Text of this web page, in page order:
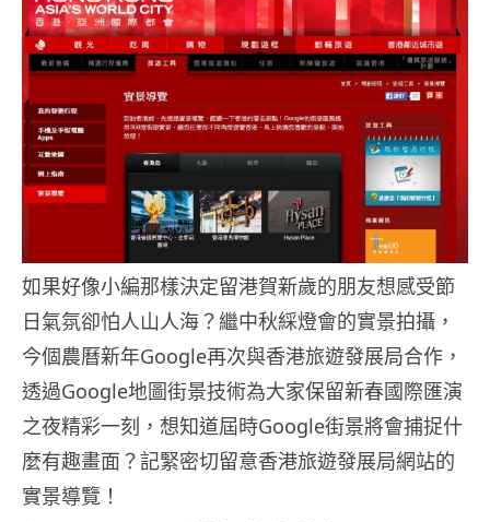
如果好像小編那樣決定留港賀新歲的朋友想感受節
日氣氛卻怕人山人海？繼中秋綵燈會的實景拍攝，
今個農曆新年Google再次與香港旅遊發展局合作，
透過Google地圖街景技術為大家保留新春國際匯演
之夜精彩一刻，想知道屆時Google街景將會捕捉什
麼有趣畫面？記緊密切留意香港旅遊發展局網站的
實景導覽！